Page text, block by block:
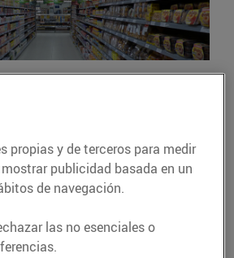
Preu ha
tres nous
i Manresa
de
propias y de terceros para medir
publicidad basada en un
de navegación.
las no esenciales o